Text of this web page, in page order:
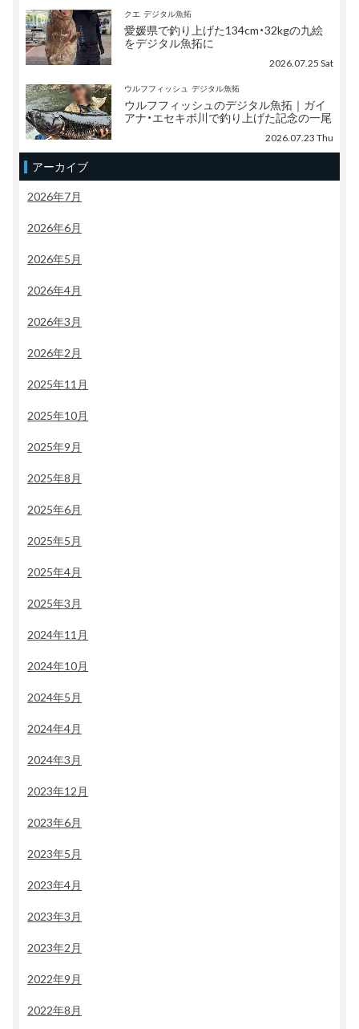
クエ デジタル魚拓
愛媛県で釣り上げた134cm・32kgの九絵
をデジタル魚拓に
2026.07.25 Sat
ウルフフィッシュ デジタル魚拓
ウルフフィッシュのデジタル魚拓｜ガイ
アナ・エセキボ川で釣り上げた記念の一尾
2026.07.23 Thu
アーカイブ
2026年7月
2026年6月
2026年5月
2026年4月
2026年3月
2026年2月
2025年11月
2025年10月
2025年9月
2025年8月
2025年6月
2025年5月
2025年4月
2025年3月
2024年11月
2024年10月
2024年5月
2024年4月
2024年3月
2023年12月
2023年6月
2023年5月
2023年4月
2023年3月
2023年2月
2022年9月
2022年8月